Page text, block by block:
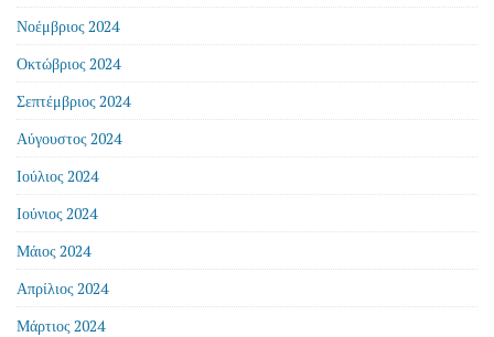
Νοέμβριος 2024
Οκτώβριος 2024
Σεπτέμβριος 2024
Αύγουστος 2024
Ιούλιος 2024
Ιούνιος 2024
Μάιος 2024
Απρίλιος 2024
Μάρτιος 2024